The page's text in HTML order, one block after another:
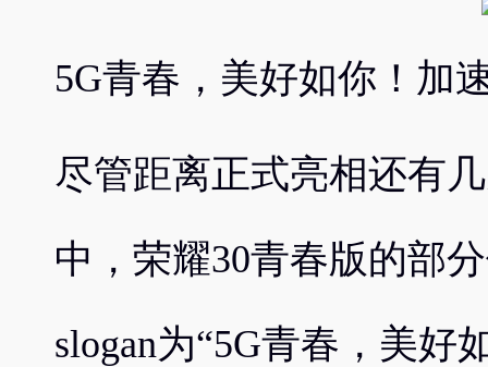
5G青春，美好如你！加
尽管距离正式亮相还有
中，荣耀30青春版的部
slogan为“5G青春，美好